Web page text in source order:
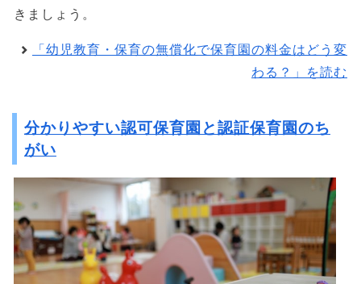
きましょう。
「幼児教育・保育の無償化で保育園の料金はどう変
わる？」を読む
分かりやすい認可保育園と認証保育園のち
がい